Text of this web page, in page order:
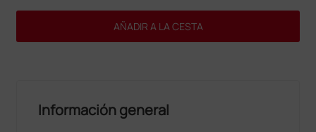
AÑADIR A LA CESTA
Información general